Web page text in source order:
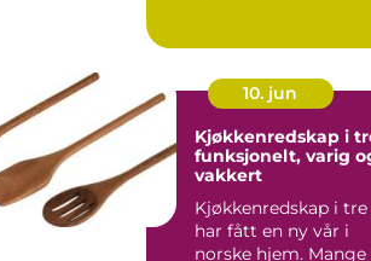
10. jun
Kjøkkenredskap i
funksjonelt, varig
vakkert
Kjøkkenredskap i tre
har fått en ny vår i
norske hjem. Mange